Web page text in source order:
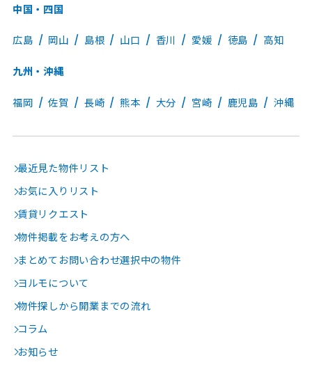
中国・四国
広島 岡山 島根 山口 香川 愛媛 徳島 高知
九州・沖縄
福岡 佐賀 長崎 熊本 大分 宮崎 鹿児島 沖縄
最近見た物件リスト
お気に入りリスト
賃貸リクエスト
物件掲載をお考えの方へ
まとめてお問い合わせ選択中の物件
ヨルモについて
物件探しから開業までの流れ
コラム
お知らせ